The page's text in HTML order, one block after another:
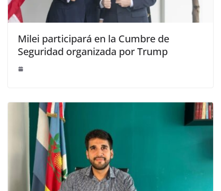
Milei participará en la Cumbre de
Seguridad organizada por Trump